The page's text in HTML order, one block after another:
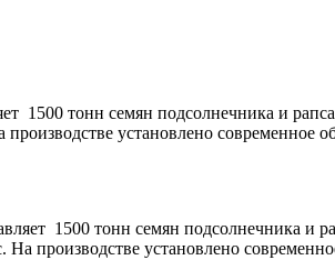
1500 тонн семян подсолнечника и
установлено современное
1500 тонн семян подсолнечника
производстве установлено